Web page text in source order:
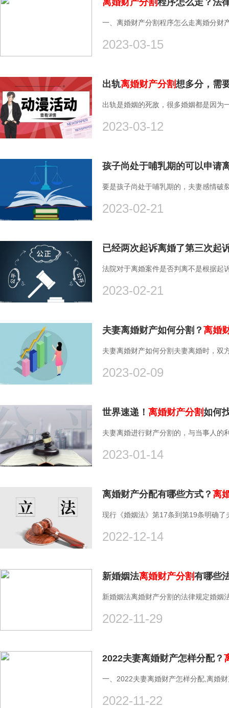
离婚财产分割程序怎么走？法
一、离婚财产分割程序怎么走离婚分财
2023-03-15
出轨离婚财产分割想多分，需
出轨是婚姻的死敌，很多婚姻都是因为
2023-03-12
孩子尚处于哺乳期的可以申请
要是孩子尚处于哺乳期的，夫妻感情破
2023-02-21
已经两次起诉离婚了第三次起
法院对于离婚案件是否判离不是根据起
2023-02-21
夫妻离婚财产如何分割？ 离婚
夫妻离婚财产如何分割夫妻离婚时，双
2023-02-09
世界速递！ 离婚财产分割如何
夫妻离婚进行财产分割的，与当事人的
2023-01-14
离婚财产分配有哪些方式？ 离
现行《婚姻法》第17条到第19条明确
2022-12-14
新婚姻法离婚财产分割有哪些
新婚姻法离婚财产分割的法律规定婚姻
2022-11-29
2022夫妻离婚财产怎样分配？
一、2022夫妻离婚财产怎样分配,离婚
2022-11-22